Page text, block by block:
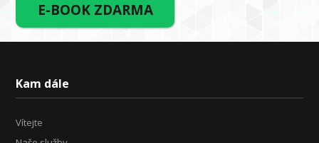
E-BOOK ZDARMA
Kam dále
Vítejte